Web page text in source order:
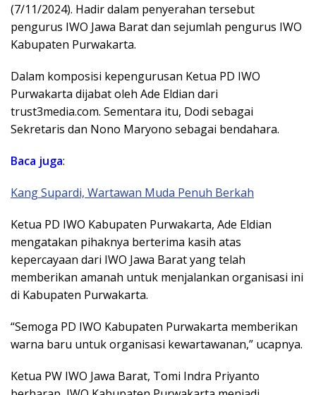
(7/11/2024). Hadir dalam penyerahan tersebut
pengurus IWO Jawa Barat dan sejumlah pengurus IWO
Kabupaten Purwakarta.
Dalam komposisi kepengurusan Ketua PD IWO
Purwakarta dijabat oleh Ade Eldian dari
trust3media.com. Sementara itu, Dodi sebagai
Sekretaris dan Nono Maryono sebagai bendahara.
Baca juga:
Kang Supardi, Wartawan Muda Penuh Berkah
Ketua PD IWO Kabupaten Purwakarta, Ade Eldian
mengatakan pihaknya berterima kasih atas
kepercayaan dari IWO Jawa Barat yang telah
memberikan amanah untuk menjalankan organisasi ini
di Kabupaten Purwakarta.
“Semoga PD IWO Kabupaten Purwakarta memberikan
warna baru untuk organisasi kewartawanan,” ucapnya.
Ketua PW IWO Jawa Barat, Tomi Indra Priyanto